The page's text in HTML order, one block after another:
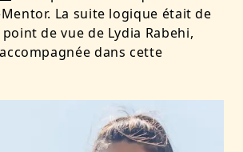
La suite logique était de
de vue de Lydia Rabehi,
dans cette